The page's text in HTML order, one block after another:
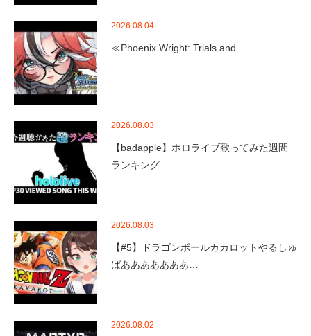
2026.08.04
≪Phoenix Wright: Trials and …
2026.08.03
【badapple】ホロライブ歌ってみた週間
ランキング …
2026.08.03
【#5】ドラゴンボールカカロットやるしゅ
ばあああああああ…
2026.08.02